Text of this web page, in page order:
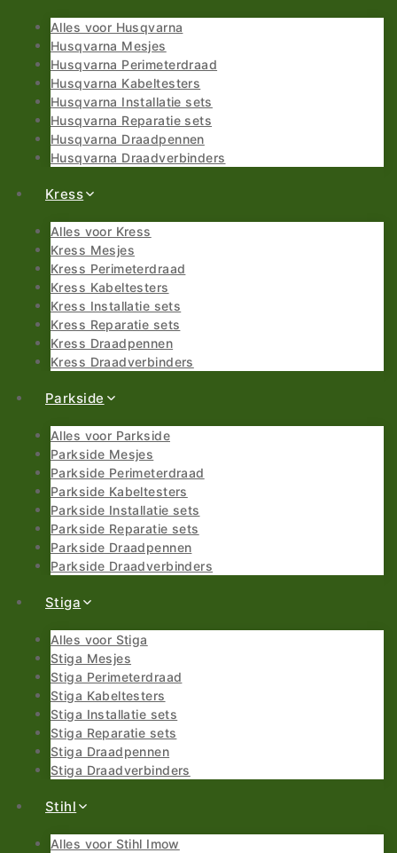
Alles voor Husqvarna
Husqvarna Mesjes
Husqvarna Perimeterdraad
Husqvarna Kabeltesters
Husqvarna Installatie sets
Husqvarna Reparatie sets
Husqvarna Draadpennen
Husqvarna Draadverbinders
Kress
Alles voor Kress
Kress Mesjes
Kress Perimeterdraad
Kress Kabeltesters
Kress Installatie sets
Kress Reparatie sets
Kress Draadpennen
Kress Draadverbinders
Parkside
Alles voor Parkside
Parkside Mesjes
Parkside Perimeterdraad
Parkside Kabeltesters
Parkside Installatie sets
Parkside Reparatie sets
Parkside Draadpennen
Parkside Draadverbinders
Stiga
Alles voor Stiga
Stiga Mesjes
Stiga Perimeterdraad
Stiga Kabeltesters
Stiga Installatie sets
Stiga Reparatie sets
Stiga Draadpennen
Stiga Draadverbinders
Stihl
Alles voor Stihl Imow